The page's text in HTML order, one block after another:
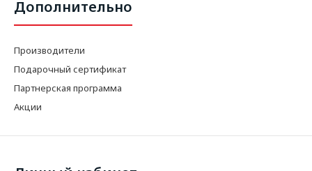
Дополнительно
Производители
Подарочный сертификат
Партнерская программа
Акции